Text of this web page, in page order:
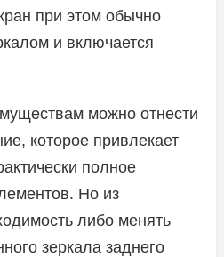
при этом обычно
и включается
можно отнести
которое привлекает
полное
Но из
либо менять
зеркала заднего